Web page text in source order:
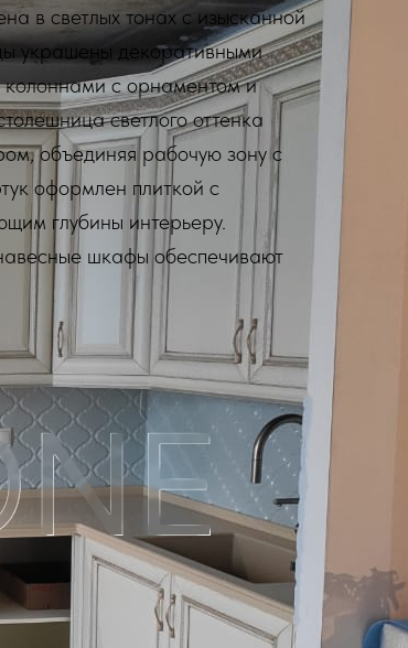
в светлых тонах с изысканной
украшены декоративными
с орнаментом и
светлого оттенка
объединяя рабочую зону с
оформлен плиткой с
глубины интерьеру.
шкафы обеспечивают